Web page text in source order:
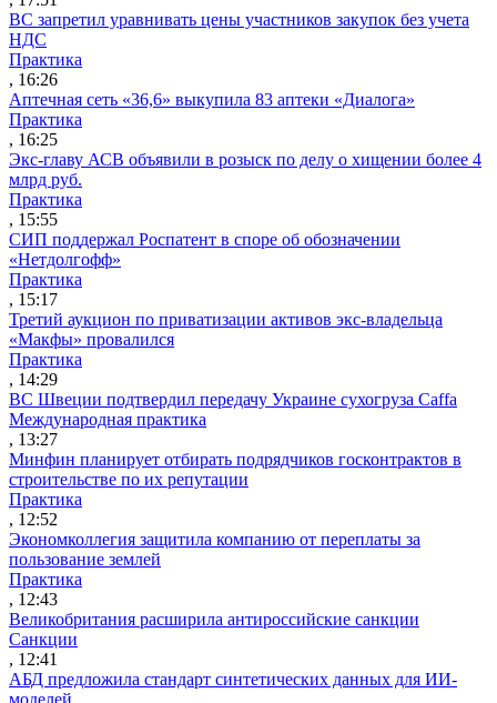
ВС запретил уравнивать цены участников закупок без учета
НДС
Практика
, 16:26
Аптечная сеть «36,6» выкупила 83 аптеки «Диалога»
Практика
, 16:25
Экс-главу АСВ объявили в розыск по делу о хищении более 4
млрд руб.
Практика
, 15:55
СИП поддержал Роспатент в споре об обозначении
«Нетдолгофф»
Практика
, 15:17
Третий аукцион по приватизации активов экс-владельца
«Макфы» провалился
Практика
, 14:29
ВС Швеции подтвердил передачу Украине сухогруза Caffa
Международная практика
, 13:27
Минфин планирует отбирать подрядчиков госконтрактов в
строительстве по их репутации
Практика
, 12:52
Экономколлегия защитила компанию от переплаты за
пользование землей
Практика
, 12:43
Великобритания расширила антироссийские санкции
Санкции
, 12:41
АБД предложила стандарт синтетических данных для ИИ-
моделей